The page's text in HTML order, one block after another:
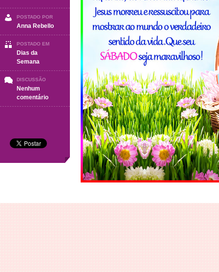
POSTADO POR
Anna Rebello
POSTADO EM
Dias da
Semana
DISCUSSÃO
Nenhum
comentárioem
Sábado